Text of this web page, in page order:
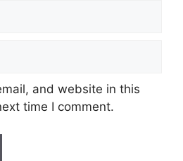
and website in this
time I comment.